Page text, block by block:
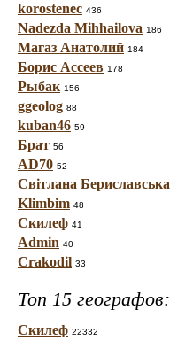
korostenec 436
Nadezda Mihhailova 186
Магаз Анатолий 184
Борис Ассеев 178
Рыбак 156
ggeolog 88
kuban46 59
Брат 56
AD70 52
Світлана Бериславська
Klimbim 48
Скилеф 41
Admin 40
Crakodil 33
Топ 15 географов:
Скилеф 22332